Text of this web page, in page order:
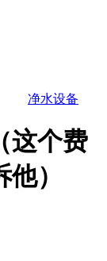
净水设备
这个费
）